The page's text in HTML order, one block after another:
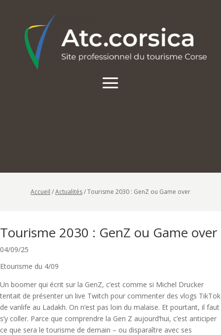
Accueil /Actualités/Tourisme 2030 : GenZ ou Game over
Tourisme 2030 : GenZ ou Game over
04/09/25
Etourisme du 4/09
Un boomer qui écrit sur la GenZ, c’est comme si Michel Drucker
tentait de présenter un live Twitch pour commenter des vlogs TikTok
de vanlife au Ladakh. On n’est pas loin du malaise. Et pourtant, il faut
s’y coller. Parce que comprendre la Gen Z aujourd’hui, c’est anticiper
ce que sera le tourisme de demain – ou disparaître avec ses